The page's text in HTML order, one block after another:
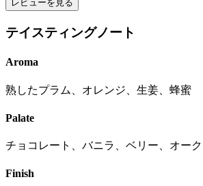
レビューを見る
テイスティングノート
Aroma
熟したプラム、オレンジ、生姜、蜂蜜
Palate
チョコレート、バニラ、ベリー、オーク
Finish